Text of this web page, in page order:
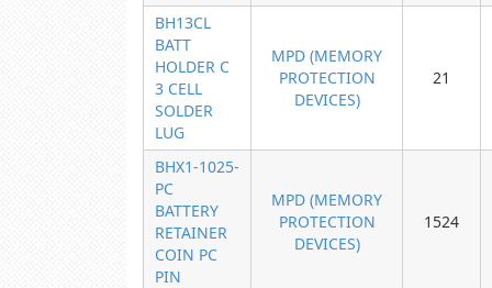
BH13CL
BATT
HOLDER C
3 CELL
SOLDER
LUG
MPD (MEMORY
PROTECTION
DEVICES)
21
BHX1-1025-
PC
BATTERY
RETAINER
COIN PC
PIN
MPD (MEMORY
PROTECTION
DEVICES)
1524